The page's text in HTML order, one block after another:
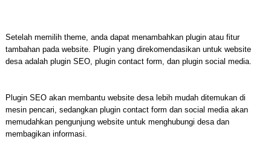
Setelah memilih theme, anda dapat menambahkan plugin atau fitur
tambahan pada website. Plugin yang direkomendasikan untuk website
desa adalah plugin SEO, plugin contact form, dan plugin social media.
Plugin SEO akan membantu website desa lebih mudah ditemukan di
mesin pencari, sedangkan plugin contact form dan social media akan
memudahkan pengunjung website untuk menghubungi desa dan
membagikan informasi.